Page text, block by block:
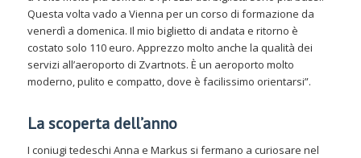
Questa volta vado a Vienna per un corso di formazione da
venerdì a domenica. Il mio biglietto di andata e ritorno è
costato solo 110 euro. Apprezzo molto anche la qualità dei
servizi all’aeroporto di Zvartnots. È un aeroporto molto
moderno, pulito e compatto, dove è facilissimo orientarsi”.
La scoperta dell’anno
I coniugi tedeschi Anna e Markus si fermano a curiosare nel